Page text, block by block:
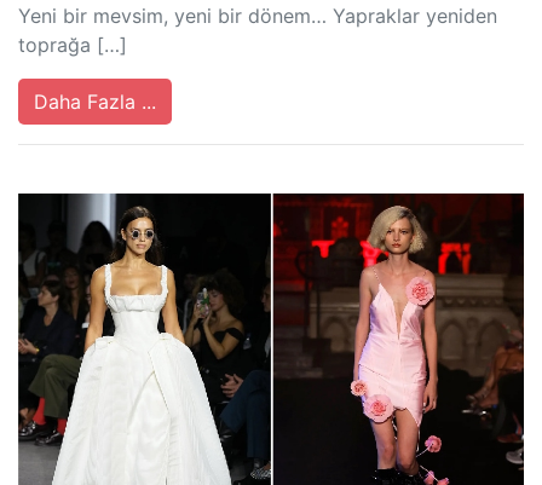
Yeni bir mevsim, yeni bir dönem… Yapraklar yeniden
toprağa […]
Daha Fazla ...